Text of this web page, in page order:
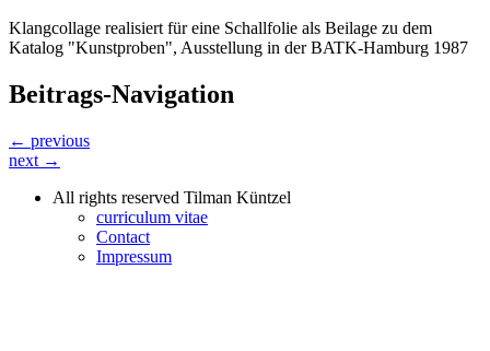
Klangcollage realisiert für eine Schallfolie als Beilage zu dem
Katalog "Kunstproben", Ausstellung in der BATK-Hamburg 1987
Beitrags-Navigation
← previous
next →
All rights reserved Tilman Küntzel
curriculum vitae
Contact
Impressum